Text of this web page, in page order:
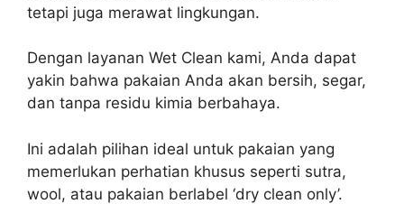
tetapi juga merawat lingkungan.
Dengan layanan Wet Clean kami, Anda dapat
yakin bahwa pakaian Anda akan bersih, segar,
dan tanpa residu kimia berbahaya.
Ini adalah pilihan ideal untuk pakaian yang
memerlukan perhatian khusus seperti sutra,
wool, atau pakaian berlabel ‘dry clean only’.